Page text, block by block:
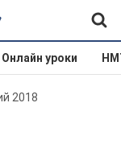
Онлайн уроки
2018